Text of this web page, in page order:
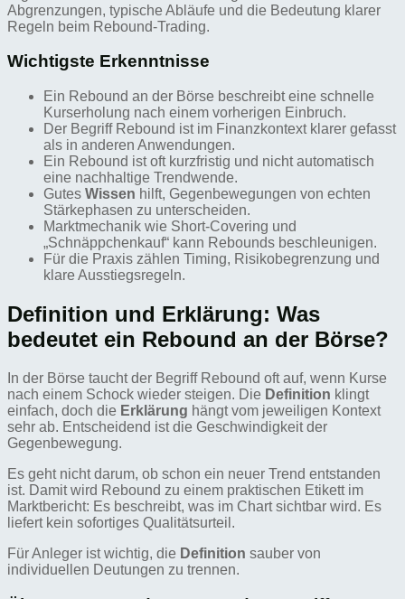
Abgrenzungen, typische Abläufe und die Bedeutung klarer
Regeln beim Rebound-Trading.
Wichtigste Erkenntnisse
Ein Rebound an der Börse beschreibt eine schnelle
Kurserholung nach einem vorherigen Einbruch.
Der Begriff Rebound ist im Finanzkontext klarer gefasst
als in anderen Anwendungen.
Ein Rebound ist oft kurzfristig und nicht automatisch
eine nachhaltige Trendwende.
Gutes Wissen hilft, Gegenbewegungen von echten
Stärkephasen zu unterscheiden.
Marktmechanik wie Short-Covering und
„Schnäppchenkauf“ kann Rebounds beschleunigen.
Für die Praxis zählen Timing, Risikobegrenzung und
klare Ausstiegsregeln.
Definition und Erklärung: Was
bedeutet ein Rebound an der Börse?
In der Börse taucht der Begriff Rebound oft auf, wenn Kurse
nach einem Schock wieder steigen. Die Definition klingt
einfach, doch die Erklärung hängt vom jeweiligen Kontext
sehr ab. Entscheidend ist die Geschwindigkeit der
Gegenbewegung.
Es geht nicht darum, ob schon ein neuer Trend entstanden
ist. Damit wird Rebound zu einem praktischen Etikett im
Marktbericht: Es beschreibt, was im Chart sichtbar wird. Es
liefert kein sofortiges Qualitätsurteil.
Für Anleger ist wichtig, die Definition sauber von
individuellen Deutungen zu trennen.